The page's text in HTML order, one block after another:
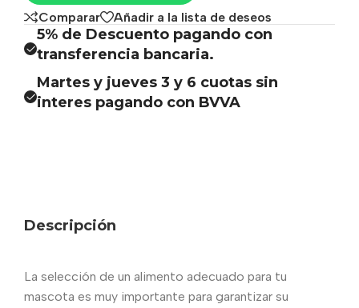
Comparar Añadir a la lista de deseos
5% de Descuento pagando con
transferencia bancaria.
Martes y jueves 3 y 6 cuotas sin
interes pagando con BVVA
Descripción
La selección de un alimento adecuado para tu
mascota es muy importante para garantizar su